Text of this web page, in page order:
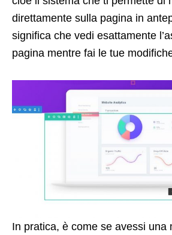
direttamente sulla pagina in
significa che vedi esattamente
pagina mentre fai le tue
In pratica, è come se avessi una